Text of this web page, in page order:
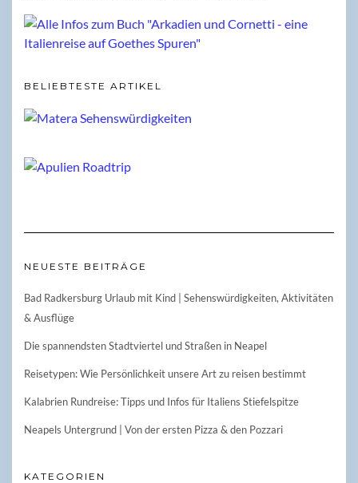
BELIEBTESTE ARTIKEL
NEUESTE BEITRÄGE
Bad Radkersburg Urlaub mit Kind | Sehenswürdigkeiten, Aktivitäten
& Ausflüge
Die spannendsten Stadtviertel und Straßen in Neapel
Reisetypen: Wie Persönlichkeit unsere Art zu reisen bestimmt
Kalabrien Rundreise: Tipps und Infos für Italiens Stiefelspitze
Neapels Untergrund | Von der ersten Pizza & den Pozzari
KATEGORIEN